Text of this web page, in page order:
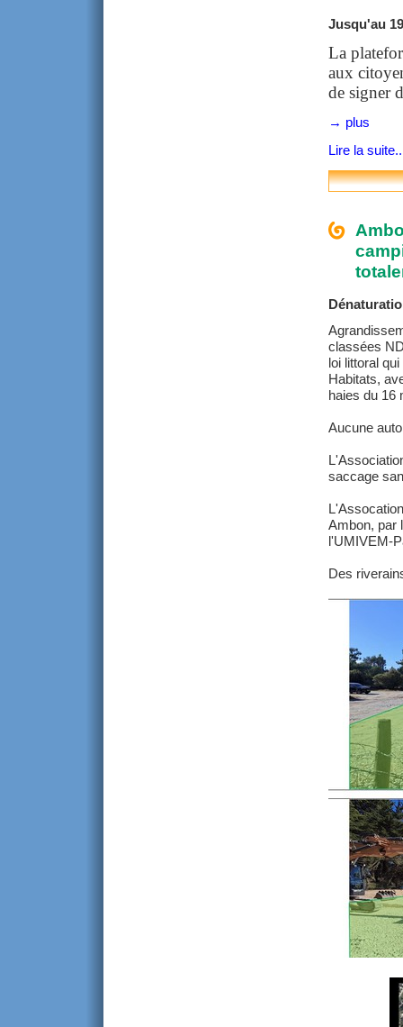
Jusqu'au
La
aux
de signer
→ plus
Lire la
classées
loi littoral
Habitats,
haies du 16
Aucune
saccage
Ambon, par
l'UMIVEM-
Des